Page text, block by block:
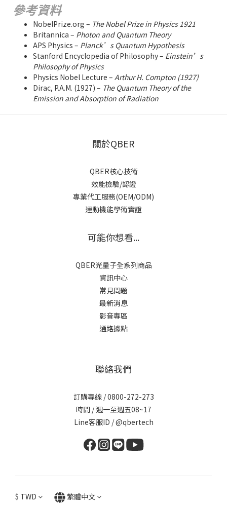
參考資料
NobelPrize.org – The Nobel Prize in Physics 1921
Britannica – Photon and Quantum Theory
APS Physics – Planck’s Quantum Hypothesis
Stanford Encyclopedia of Philosophy – Einstein’s
Philosophy of Physics
Physics Nobel Lecture – Arthur H. Compton (1927)
Dirac, P.A.M. (1927) – The Quantum Theory of the
Emission and Absorption of Radiation
關於QBER
QBER核心技術
效能檢驗/認證
專業代工服務(OEM/ODM)
運動機能學術實證
可能你想看...
QBER光量子全系列商品
資訊中心
常見問題
最新消息
影音專區
通路據點
聯絡我們
訂購專線 / 0800-272-273
時間 / 週一至週五08~17
Line客服ID /@qbertech
$ TWD 繁體中文